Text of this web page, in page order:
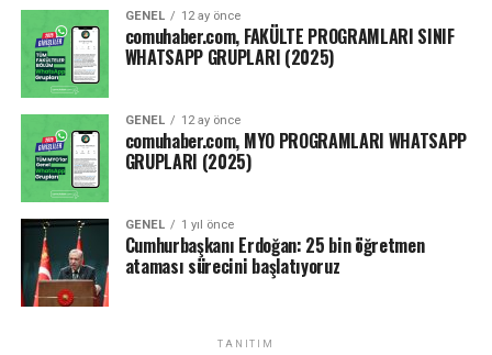
GENEL 12 ay önce
comuhaber.com, FAKÜLTE PROGRAMLARI SINIF
WHATSAPP GRUPLARI (2025)
GENEL 12 ay önce
comuhaber.com, MYO PROGRAMLARI WHATSAPP
GRUPLARI (2025)
GENEL 1 yıl önce
Cumhurbaşkanı Erdoğan: 25 bin öğretmen
ataması sürecini başlatıyoruz
TANITIM